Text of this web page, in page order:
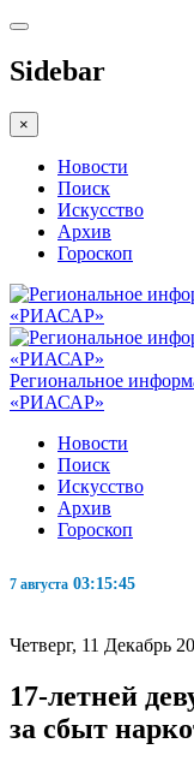
Sidebar
×
Новости
Поиск
Искусство
Архив
Гороскоп
Региональное
«РИАСАР»
Новости
Поиск
Искусство
Архив
Гороскоп
7 августа 03:15:45
Четверг, 11 Декабрь
17-летней
за сбыт